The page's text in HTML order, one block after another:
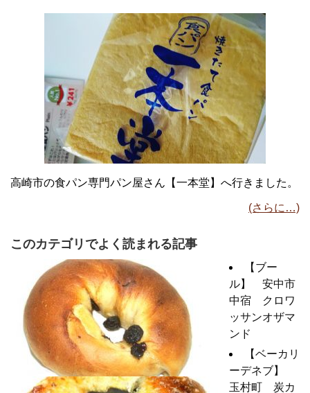
高崎市の食パン専門パン屋さん【一本堂】へ行きました。
(さらに…)
このカテゴリでよく読まれる記事
【ブー
ル】 安中市
中宿 クロワ
ッサンオザマ
ンド
【ベーカリ
ーデネブ】
玉村町 炭カ